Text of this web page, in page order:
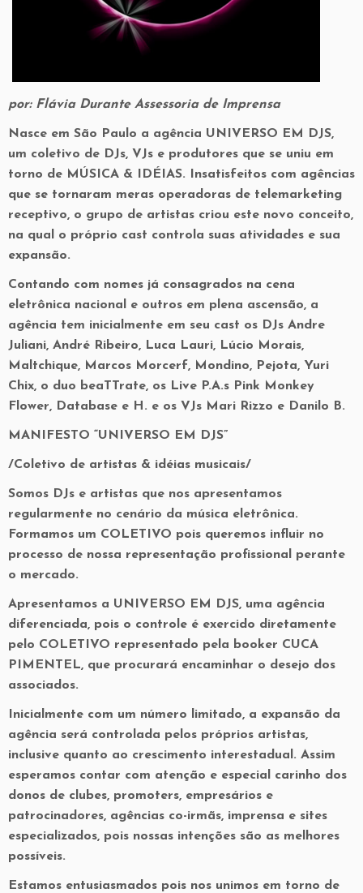
por: Flávia Durante Assessoria de Imprensa
Nasce em São Paulo a agência UNIVERSO EM DJS,
um coletivo de DJs, VJs e produtores que se uniu em
torno de MÚSICA & IDÉIAS. Insatisfeitos com agências
que se tornaram meras operadoras de telemarketing
receptivo, o grupo de artistas criou este novo conceito,
na qual o próprio cast controla suas atividades e sua
expansão.
Contando com nomes já consagrados na cena
eletrônica nacional e outros em plena ascensão, a
agência tem inicialmente em seu cast os DJs Andre
Juliani, André Ribeiro, Luca Lauri, Lúcio Morais,
Maltchique, Marcos Morcerf, Mondino, Pejota, Yuri
Chix, o duo beaTTrate, os Live P.A.s Pink Monkey
Flower, Database e H. e os VJs Mari Rizzo e Danilo B.
MANIFESTO “UNIVERSO EM DJS”
/Coletivo de artistas & idéias musicais/
Somos DJs e artistas que nos apresentamos
regularmente no cenário da música eletrônica.
Formamos um COLETIVO pois queremos influir no
processo de nossa representação profissional perante
o mercado.
Apresentamos a UNIVERSO EM DJS, uma agência
diferenciada, pois o controle é exercido diretamente
pelo COLETIVO representado pela booker CUCA
PIMENTEL, que procurará encaminhar o desejo dos
associados.
Inicialmente com um número limitado, a expansão da
agência será controlada pelos próprios artistas,
inclusive quanto ao crescimento interestadual. Assim
esperamos contar com atenção e especial carinho dos
donos de clubes, promoters, empresários e
patrocinadores, agências co-irmãs, imprensa e sites
especializados, pois nossas intenções são as melhores
possíveis.
Estamos entusiasmados pois nos unimos em torno de